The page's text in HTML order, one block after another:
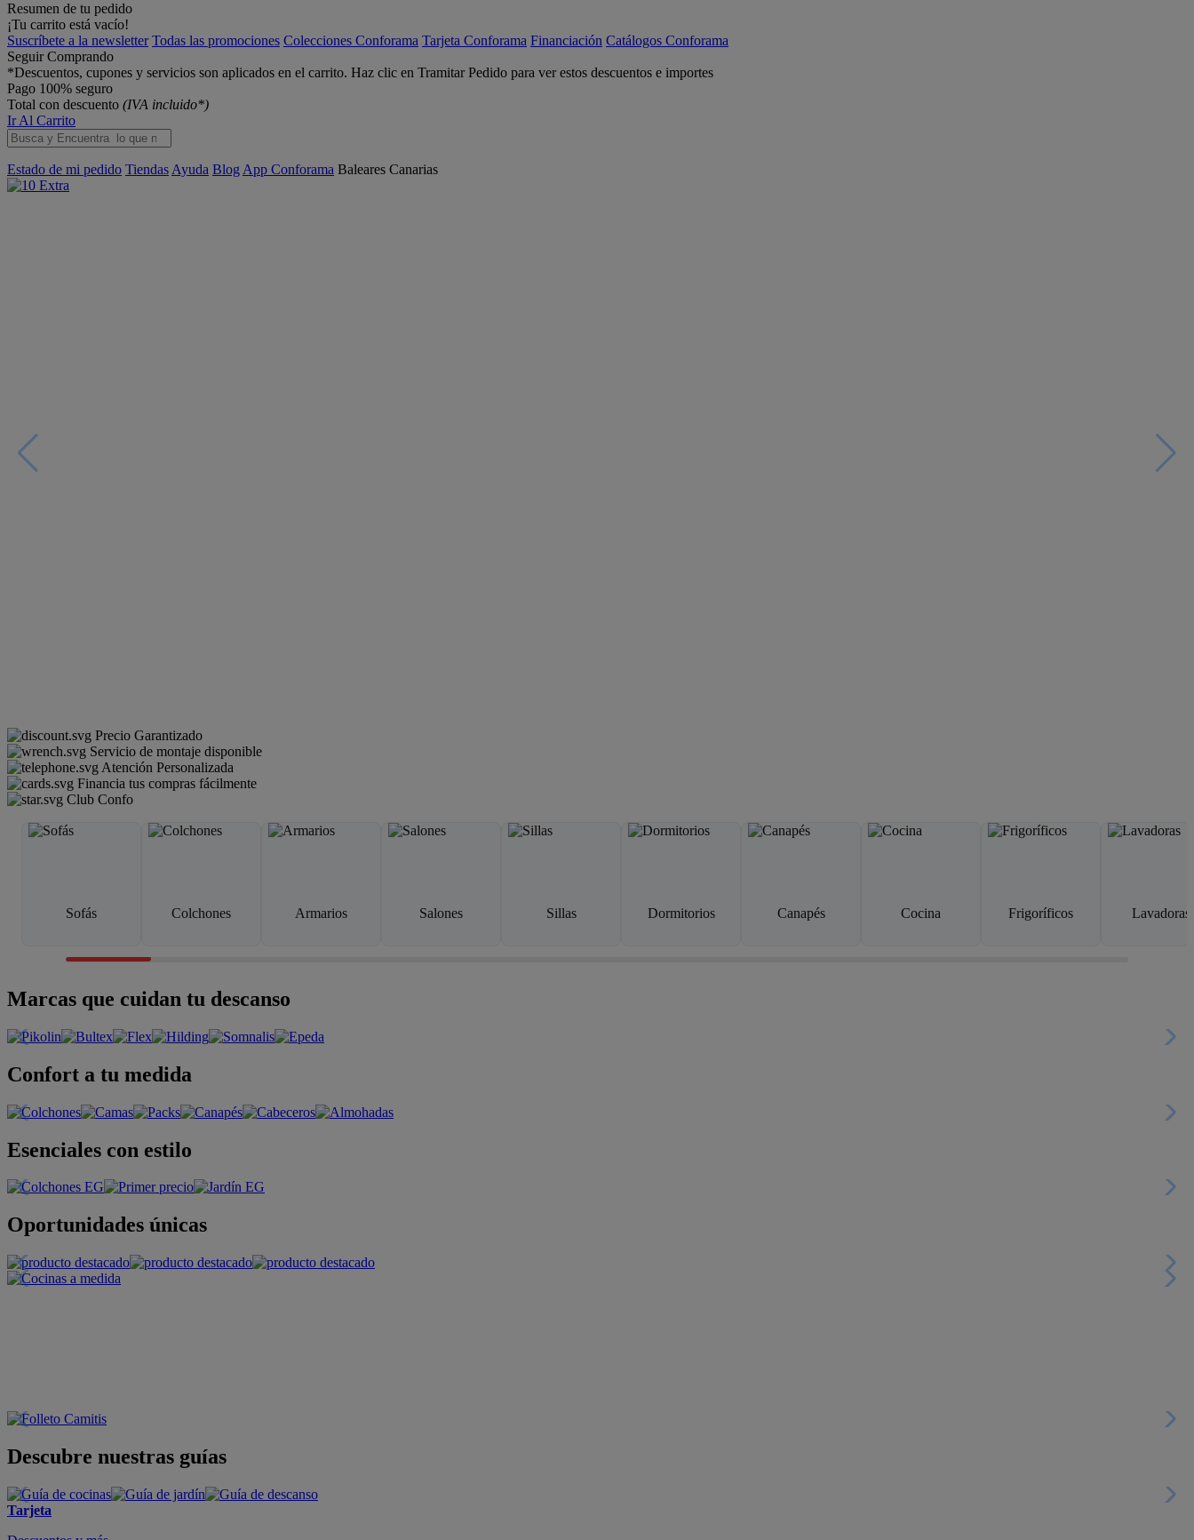
Resumen de tu pedido
¡Tu carrito está vacío!
Suscríbete a la newsletter Todas las promociones Colecciones Conforama Tarjeta Conforama Financiación Catálogos Conforama
Seguir Comprando
*Descuentos, cupones y servicios son aplicados en el carrito. Haz clic en Tramitar Pedido para ver estos descuentos e importes
Pago 100% seguro
Total con descuento (IVA incluido*)
Ir Al Carrito
Estado de mi pedido Tiendas Ayuda Blog App Conforama Baleares Canarias
Precio Garantizado
Servicio de montaje disponible
Atención Personalizada
Financia tus compras fácilmente
Club Confo
Sofás Colchones Armarios Salones Sillas Dormitorios Canapés Cocina Frigoríficos Lavadoras
Marcas que cuidan tu descanso
Confort a tu medida
Esenciales con estilo
Oportunidades únicas
Descubre nuestras guías
Tarjeta